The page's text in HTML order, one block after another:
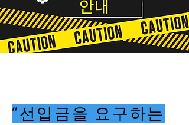
“선입금을 요구하는